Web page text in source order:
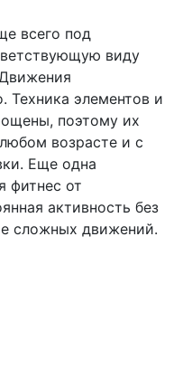
всего под
виду
Техника элементов и
поэтому их
возрасте и с
Еще одна
фитнес от
активность без
сложных движений.